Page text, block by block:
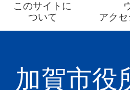
このサイトに
ついて
アク
加賀市役